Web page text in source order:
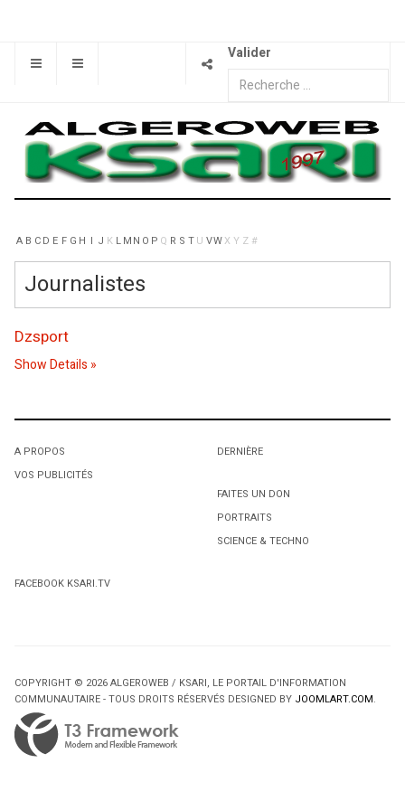
Valider
A B C D E F G H I J K LMN O P Q R S T U VWX Y Z #
Journalistes
Dzsport
Show Details
A PROPOS
VOS PUBLICITÉS
DERNIÈRE
FAITES UN DON
PORTRAITS
SCIENCE & TECHNO
FACEBOOK KSARI.TV
COPYRIGHT © 2026 ALGEROWEB / KSARI, LE PORTAIL D'INFORMATION
COMMUNAUTAIRE - TOUS DROITS RÉSERVÉS DESIGNED BY JOOMLART.COM.